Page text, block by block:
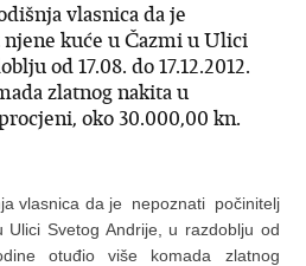
vlasnica da je
kuće u Čazmi u Ulici
od 17.08. do 17.12.2012.
zlatnog nakita u
oko 30.000,00 kn.
vlasnica da je nepoznati počinitelj
Svetog Andrije, u razdoblju od
otuđio više komada zlatnog